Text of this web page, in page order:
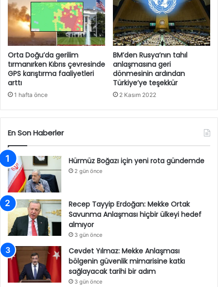
Orta Doğu’da gerilim
tırmanırken Kıbrıs çevresinde
GPS karıştırma faaliyetleri
arttı
1 hafta önce
BM’den Rusya’nın tahıl
anlaşmasına geri
dönmesinin ardından
Türkiye’ye teşekkür
2 Kasım 2022
En Son Haberler
Hürmüz Boğazı için yeni rota gündemde
2 gün önce
Recep Tayyip Erdoğan: Mekke Ortak
Savunma Anlaşması hiçbir ülkeyi hedef
almıyor
3 gün önce
Cevdet Yılmaz: Mekke Anlaşması
bölgenin güvenlik mimarisine katkı
sağlayacak tarihi bir adım
3 gün önce